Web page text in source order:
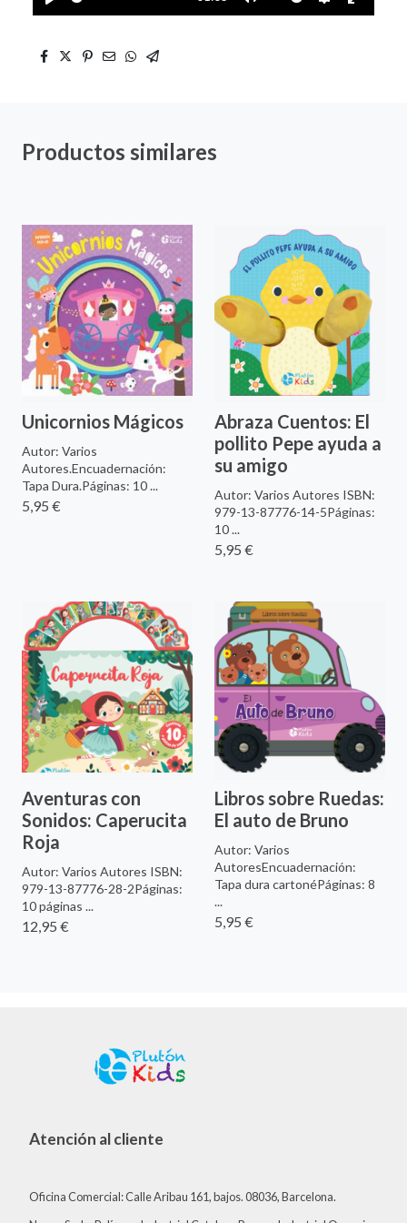
Play Mute Settings
Enter
Productos similares
Unicornios Mágicos
Autor: Varios
Autores.Encuadernación:
Tapa Dura.Páginas: 10 ...
5,95 €
Abraza Cuentos: El
pollito Pepe ayuda a
su amigo
Autor: Varios Autores ISBN:
979-13-87776-14-5Páginas:
10 ...
5,95 €
Aventuras con
Sonidos: Caperucita
Roja
Autor: Varios Autores ISBN:
979-13-87776-28-2Páginas:
10 páginas ...
12,95 €
Libros sobre Ruedas:
El auto de Bruno
Autor: Varios
AutoresEncuadernación:
Tapa dura cartonéPáginas: 8
...
5,95 €
Atención al cliente
Oficina Comercial: Calle Aribau 161, bajos. 08036, Barcelona.